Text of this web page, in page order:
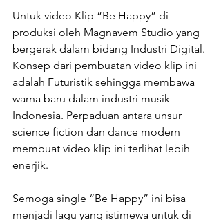
Untuk video Klip “Be Happy” di
produksi oleh Magnavem Studio yang
bergerak dalam bidang Industri Digital.
Konsep dari pembuatan video klip ini
adalah Futuristik sehingga membawa
warna baru dalam industri musik
Indonesia. Perpaduan antara unsur
science fiction dan dance modern
membuat video klip ini terlihat lebih
enerjik.
Semoga single “Be Happy” ini bisa
menjadi lagu yang istimewa untuk di